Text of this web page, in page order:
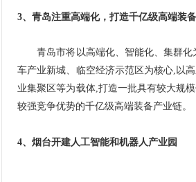
3、青岛注重高端化，打造千亿级高端装
青岛市将以高端化、智能化、集群化
车产业新城、临空经济示范区为核心,以
业集聚区等为载体,打造一批具有较大规
较强竞争优势的千亿级高端装备产业链。
4、烟台开建人工智能和机器人产业园